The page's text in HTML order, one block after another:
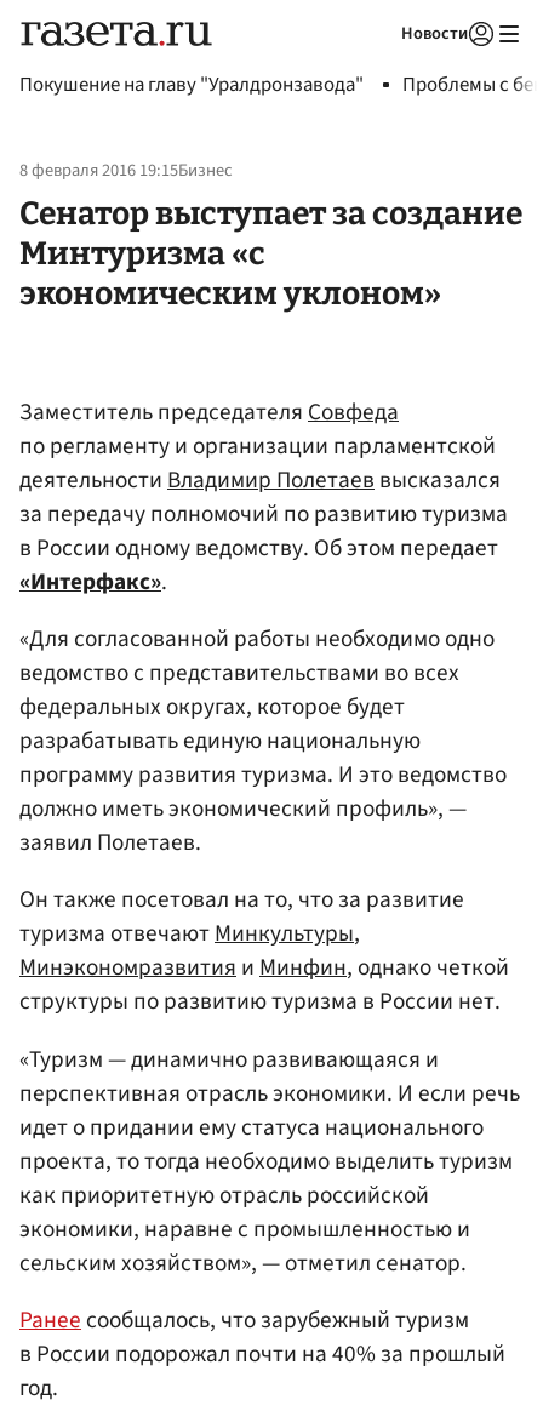
Новости
Покушение на главу "Уралдронзавода" Проблемы с
8 февраля 2016 19:15Бизнес
Сенатор выступает за создание
Минтуризма «с
экономическим уклоном»
Заместитель председателяСовфеда
по регламенту и организации парламентской
деятельностиВладимир Полетаеввысказался
за передачу полномочий по развитию туризма
в России одному ведомству. Об этом передает
«Интерфакс».
«Для согласованной работы необходимо одно
ведомство с представительствами во всех
федеральных округах, которое будет
разрабатывать единую национальную
программу развития туризма. И это ведомство
должно иметь экономический профиль», —
заявил Полетаев.
Он также посетовал на то, что за развитие
туризма отвечаютМинкультуры,
МинэкономразвитияиМинфин, однако четкой
структуры по развитию туризма в России нет.
«Туризм — динамично развивающаяся и
перспективная отрасль экономики. И если речь
идет о придании ему статуса национального
проекта, то тогда необходимо выделить туризм
как приоритетную отрасль российской
экономики, наравне с промышленностью и
сельским хозяйством», — отметил сенатор.
Ранеесообщалось, что зарубежный туризм
в России подорожал почти на 40% за прошлый
год.